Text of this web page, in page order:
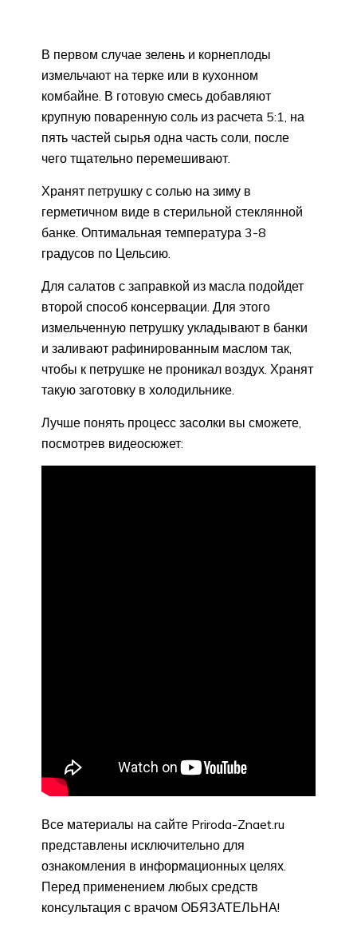
В первом случае зелень и корнеплоды
измельчают на терке или в кухонном
комбайне. В готовую смесь добавляют
крупную поваренную соль из расчета 5:1, на
пять частей сырья одна часть соли, после
чего тщательно перемешивают.
Хранят петрушку с солью на зиму в
герметичном виде в стерильной стеклянной
банке. Оптимальная температура 3-8
градусов по Цельсию.
Для салатов с заправкой из масла подойдет
второй способ консервации. Для этого
измельченную петрушку укладывают в банки
и заливают рафинированным маслом так,
чтобы к петрушке не проникал воздух. Хранят
такую заготовку в холодильнике.
Лучше понять процесс засолки вы сможете,
посмотрев видеосюжет:
Все материалы на сайте Priroda-Znaet.ru
представлены исключительно для
ознакомления в информационных целях.
Перед применением любых средств
консультация с врачом ОБЯЗАТЕЛЬНА!